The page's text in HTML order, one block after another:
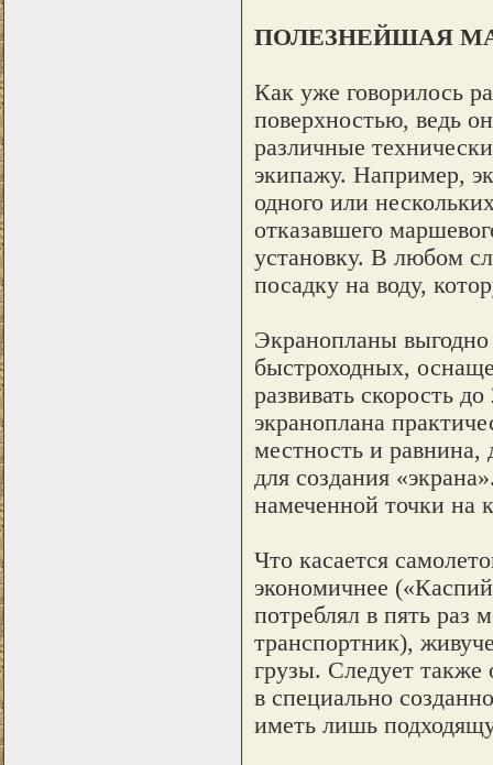
ПОЛЕЗНЕЙШАЯ
Как уже говорилось
поверхностью, ведь
различные
экипажу. Например,
одного или
отказавшего
установку. В любом
посадку на воду,
Экранопланы
быстроходных,
развивать скорость
экраноплана
местность и
для создания
намеченной точки на
Что касается
экономичнее
потреблял в пять
транспортник),
грузы. Следует
в специально
иметь лишь